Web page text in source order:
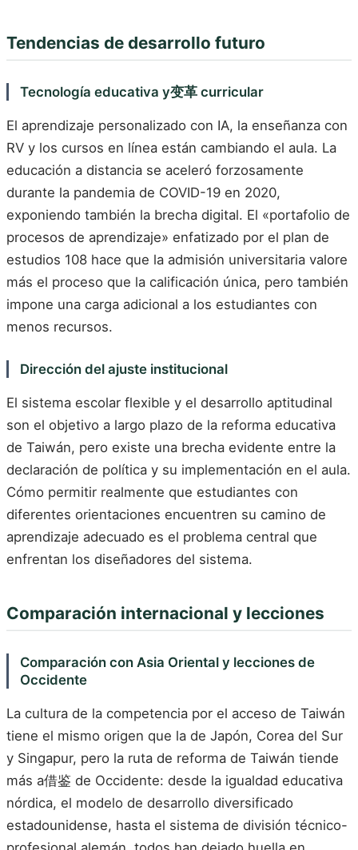
Tendencias de desarrollo futuro
Tecnología educativa y变革 curricular
El aprendizaje personalizado con IA, la enseñanza con
RV y los cursos en línea están cambiando el aula. La
educación a distancia se aceleró forzosamente
durante la pandemia de COVID-19 en 2020,
exponiendo también la brecha digital. El «portafolio de
procesos de aprendizaje» enfatizado por el plan de
estudios 108 hace que la admisión universitaria valore
más el proceso que la calificación única, pero también
impone una carga adicional a los estudiantes con
menos recursos.
Dirección del ajuste institucional
El sistema escolar flexible y el desarrollo aptitudinal
son el objetivo a largo plazo de la reforma educativa
de Taiwán, pero existe una brecha evidente entre la
declaración de política y su implementación en el aula.
Cómo permitir realmente que estudiantes con
diferentes orientaciones encuentren su camino de
aprendizaje adecuado es el problema central que
enfrentan los diseñadores del sistema.
Comparación internacional y lecciones
Comparación con Asia Oriental y lecciones de
Occidente
La cultura de la competencia por el acceso de Taiwán
tiene el mismo origen que la de Japón, Corea del Sur
y Singapur, pero la ruta de reforma de Taiwán tiende
más a借鉴 de Occidente: desde la igualdad educativa
nórdica, el modelo de desarrollo diversificado
estadounidense, hasta el sistema de división técnico-